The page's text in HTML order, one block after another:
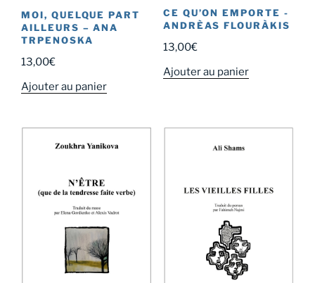
MOI, QUELQUE PART
AILLEURS – ANA
TRPENOSKA
13,00€
Ajouter au panier
CE QU’ON EMPORTE -
ANDRÈAS FLOURÀKIS
13,00€
Ajouter au panier